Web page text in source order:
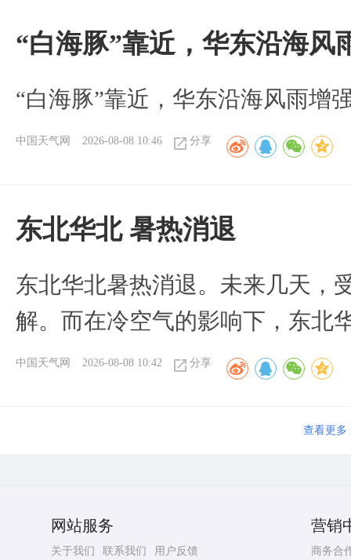
“白海豚”靠近，华东沿海风
“白海豚”靠近，华东沿海风雨增
中国天气网 2026-08-08 10:46 分享
​东北华北 暑热消退
东北华北暑热消退。未来几天，
解。而在冷空气的影响下，东北
中国天气网 2026-08-08 10:42 分享
查看更多
网站服务
关于我们 联系我们 用户反馈
营销
商务合